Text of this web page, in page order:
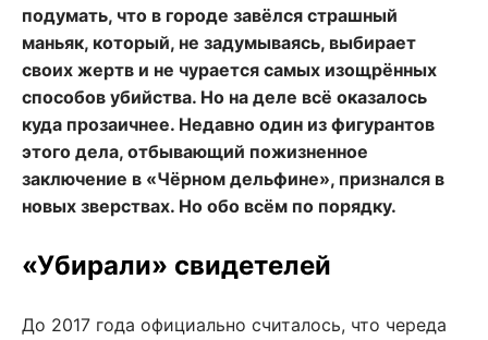
подумать, что в городе завёлся страшный
маньяк, который, не задумываясь, выбирает
своих жертв и не чурается самых изощрённых
способов убийства. Но на деле всё оказалось
куда прозаичнее. Недавно один из фигурантов
этого дела, отбывающий пожизненное
заключение в «Чёрном дельфине», признался в
новых зверствах. Но обо всём по порядку.
«Убирали» свидетелей
До 2017 года официально считалось, что череда